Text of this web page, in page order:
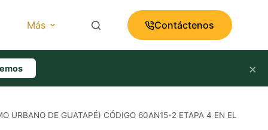
Más Contáctenos
×
URBANO DE GUATAPÉ) CÓDIGO 60AN15-2 ETAPA 4 EN EL